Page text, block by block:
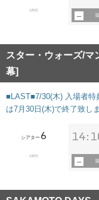
125分
スター・ウォーズ/マ
幕]
■LAST■7/30(木) 入場者
は7月30日(木)で終了致し
シアター 6
132分